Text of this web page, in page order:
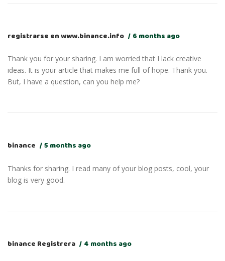
registrarse en www.binance.info 6 months ago
Thank you for your sharing. I am worried that I lack creative
ideas. It is your article that makes me full of hope. Thank you.
But, I have a question, can you help me?
binance 5 months ago
Thanks for sharing. I read many of your blog posts, cool, your
blog is very good.
binance Registrera 4 months ago